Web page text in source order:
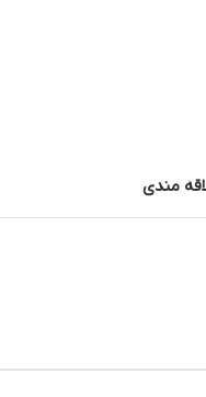
مندی